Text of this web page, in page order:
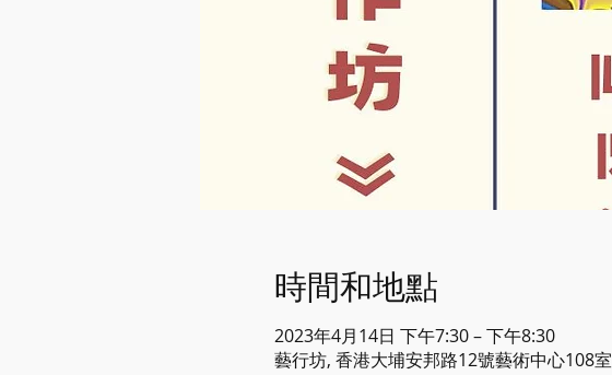
時間和地點
2023年4月14日 下午7:30 – 下午8:30
藝行坊, 香港大埔安邦路12號藝術中心108室